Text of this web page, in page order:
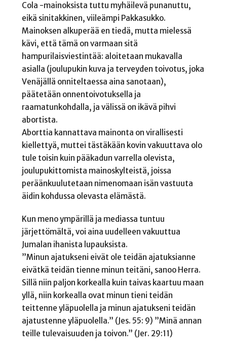
Cola -mainoksista tuttu myhäilevä punanuttu,
eikä sinitakkinen, viileämpi Pakkasukko.
Mainoksen alkuperää en tiedä, mutta mielessä
kävi, että tämä on varmaan sitä
hampurilaisviestintää: aloitetaan mukavalla
asialla (joulupukin kuva ja terveyden toivotus, joka
Venäjällä onniteltaessa aina sanotaan),
päätetään onnentoivotuksella ja
raamatunkohdalla, ja välissä on ikävä pihvi
abortista.
Aborttia kannattava mainonta on virallisesti
kiellettyä, muttei tästäkään kovin vakuuttava olo
tule toisin kuin pääkadun varrella olevista,
joulupukittomista mainoskylteistä, joissa
peräänkuulutetaan nimenomaan isän vastuuta
äidin kohdussa olevasta elämästä.
Kun meno ympärillä ja mediassa tuntuu
järjettömältä, voi aina uudelleen vakuuttua
Jumalan ihanista lupauksista.
”Minun ajatukseni eivät ole teidän ajatuksianne
eivätkä teidän tienne minun teitäni, sanoo Herra.
Sillä niin paljon korkealla kuin taivas kaartuu maan
yllä, niin korkealla ovat minun tieni teidän
teittenne yläpuolella ja minun ajatukseni teidän
ajatustenne yläpuolella.” (Jes. 55: 9) ”Minä annan
teille tulevaisuuden ja toivon.” (Jer. 29:11)